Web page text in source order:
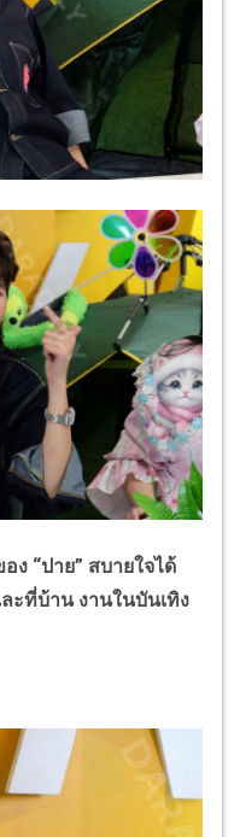
“ปาย” สบายใจได้
ะที่บ้าน งานในบันเทิง